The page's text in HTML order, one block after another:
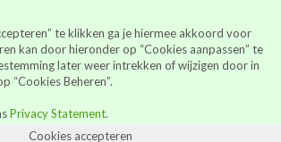
te klikken ga je hiermee akkoord voor
kan door hieronder op “Cookies aanpassen” te
later weer intrekken of wijzigen door in
“Cookies Beheren”.
Privacy Statement.
Cookies accepteren